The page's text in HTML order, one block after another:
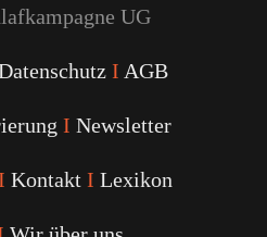
UG
I AGB
I Newsletter
Kontakt I Lexikon